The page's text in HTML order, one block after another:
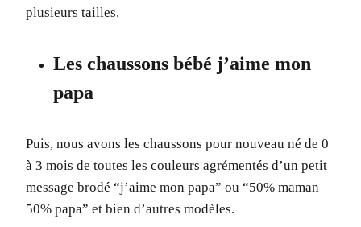
plusieurs tailles.
Les chaussons bébé j’aime mon
papa
Puis, nous avons les chaussons pour nouveau né de 0
à 3 mois de toutes les couleurs agrémentés d’un petit
message brodé “j’aime mon papa” ou “50% maman
50% papa” et bien d’autres modèles.